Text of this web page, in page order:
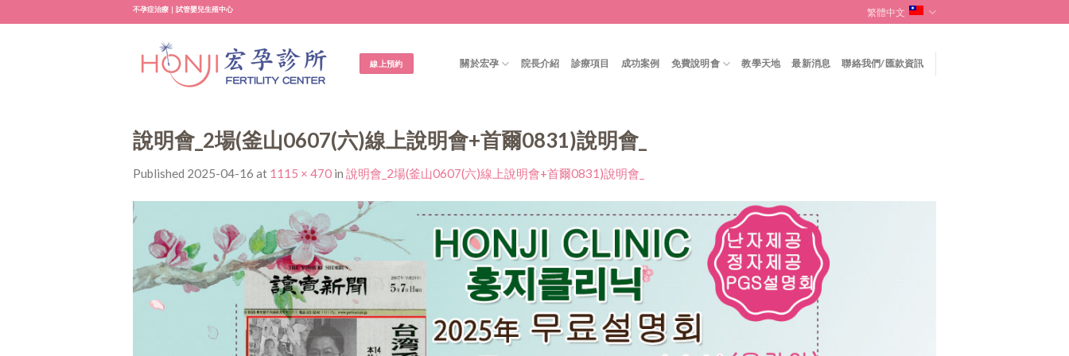
to
不孕症治療｜試管嬰兒生殖中心 繁體中文
線上預約 關於宏孕 院長介紹 診療項目 成功案例 免費說明會 教學天地 最新消息 聯絡我們/匯款資訊
說明會_2場(釜山0607(六)線上說明會+首爾0831)說明會_
Published 2025-04-16 at 1115 × 470 in 說明會_2場(釜山0607(六)線上說明會+首爾0831)說明會_